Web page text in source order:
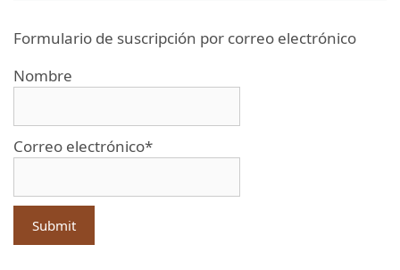
Formulario de suscripción por correo electrónico
Nombre
Correo electrónico*